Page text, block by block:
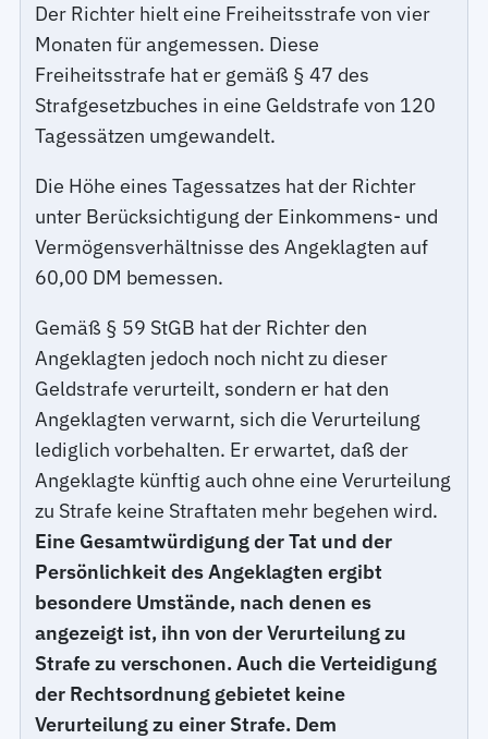
Der Richter hielt eine Freiheitsstrafe von vier
Monaten für angemessen. Diese
Freiheitsstrafe hat er gemäß § 47 des
Strafgesetzbuches in eine Geldstrafe von 120
Tagessätzen umgewandelt.
Die Höhe eines Tagessatzes hat der Richter
unter Berücksichtigung der Einkommens- und
Vermögensverhältnisse des Angeklagten auf
60,00 DM bemessen.
Gemäß § 59 StGB hat der Richter den
Angeklagten jedoch noch nicht zu dieser
Geldstrafe verurteilt, sondern er hat den
Angeklagten verwarnt, sich die Verurteilung
lediglich vorbehalten. Er erwartet, daß der
Angeklagte künftig auch ohne eine Verurteilung
zu Strafe keine Straftaten mehr begehen wird.
Eine Gesamtwürdigung der Tat und der
Persönlichkeit des Angeklagten ergibt
besondere Umstände, nach denen es
angezeigt ist, ihn von der Verurteilung zu
Strafe zu verschonen. Auch die Verteidigung
der Rechtsordnung gebietet keine
Verurteilung zu einer Strafe. Dem